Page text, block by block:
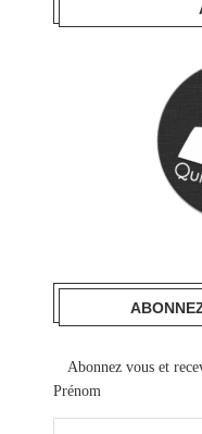
Abonnez vous et
Prénom